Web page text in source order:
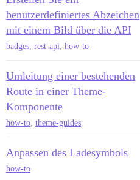
benutzerdefiniertes Abzeichen
mit einem Bild über die API
badges, rest-api, how-to
Umleitung einer bestehenden
Route in einer Theme-
Komponente
how-to, theme-guides
Anpassen des Ladesymbols
how-to